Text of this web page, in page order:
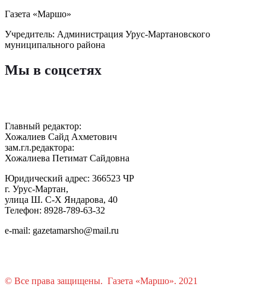
Газета «Маршо»
Учредитель: Администрация Урус-Мартановского
муниципального района
Мы в соцсетях
Главный редактор:
Хожалиев Сайд Ахметович
зам.гл.редактора:
Хожалиева Петимат Сайдовна
Юридический адрес: 366523 ЧР
г. Урус-Мартан,
улица Ш. С-Х Яндарова, 40
Телефон: 8928-789-63-32
e-mail: gazetamarsho@mail.ru
© Все права защищены. Газета «Маршо». 2021